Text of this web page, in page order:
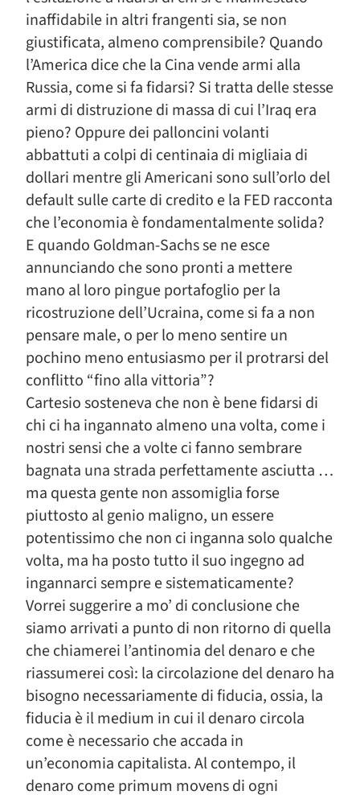
inaffidabile in altri frangenti sia, se non
giustificata, almeno comprensibile? Quando
l’America dice che la Cina vende armi alla
Russia, come si fa fidarsi? Si tratta delle stesse
armi di distruzione di massa di cui l’Iraq era
pieno? Oppure dei palloncini volanti
abbattuti a colpi di centinaia di migliaia di
dollari mentre gli Americani sono sull’orlo del
default sulle carte di credito e la FED racconta
che l’economia è fondamentalmente solida?
E quando Goldman-Sachs se ne esce
annunciando che sono pronti a mettere
mano al loro pingue portafoglio per la
ricostruzione dell’Ucraina, come si fa a non
pensare male, o per lo meno sentire un
pochino meno entusiasmo per il protrarsi del
conflitto “fino alla vittoria”?
Cartesio sosteneva che non è bene fidarsi di
chi ci ha ingannato almeno una volta, come i
nostri sensi che a volte ci fanno sembrare
bagnata una strada perfettamente asciutta …
ma questa gente non assomiglia forse
piuttosto al genio maligno, un essere
potentissimo che non ci inganna solo qualche
volta, ma ha posto tutto il suo ingegno ad
ingannarci sempre e sistematicamente?
Vorrei suggerire a mo’ di conclusione che
siamo arrivati a punto di non ritorno di quella
che chiamerei l’antinomia del denaro e che
riassumerei così: la circolazione del denaro ha
bisogno necessariamente di fiducia, ossia, la
fiducia è il medium in cui il denaro circola
come è necessario che accada in
un’economia capitalista. Al contempo, il
denaro come primum movens di ogni